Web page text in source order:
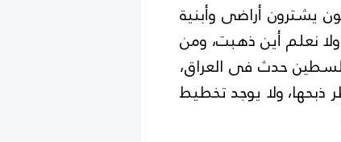
يشترون أراضى وأبنية
نعلم أين ذهبت، ومن
حدث فى العراق،
ولا يوجد تخطيط